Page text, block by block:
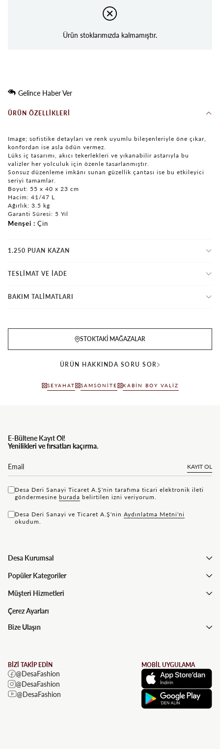
Ürün stoklarımızda kalmamıştır.
Gelince Haber Ver
ÜRÜN ÖZELLIKLERI
Image; sofistike detayları ve renk uyumlu bileşenleriyle öne çıkar,
konfordan ise asla ödün vermez.
Lüks iç tasarımı, akıcı tekerlekleri ve yıkanabilir astarıyla bu
valizler her yolculuk için özenle tasarlanmıştır.
Sonsuz düzenleme imkânı sunan güzellik çantası ise bu etkileyici
seriyi tamamlar.
Boyut: 55 x 40 x 23 cm
Hacim: 41/47 L
Ağırlık: 3.5 kg
Garanti Süresi: 5 Yıl
Menşei Çin
1.250 PUAN KAZAN
TESLİMAT VE İADE
BAKIM TALİMATLARI
STOKTAKI MAĞAZALAR
ÜRÜN HAKKINDA SORU SOR
SEYAHAT SAMSONITE KABIN BOY VALIZ
E-Bültene Kayıt Ol!
Yenilikleri ve fırsatları kaçırma.
KAYIT OL
Desa Deri Sanayi Ticaret A.Ş'nin tarafıma ticari elektronik ileti
göndermesine bu rada belirtilen izni veriyorum.
Desa Deri Sanayi ve Ticaret A.Ş'nin Aydınlatma Metni'ni
okudum.
Desa Kurumsal
Popüler Kategoriler
Müşteri Hizmetleri
Çerez Ayarları
Bize Ulaşın
BİZİ TAKİP EDİN
@DesaFashion
@DesaFashion
@DesaFashion
MOBİL UYGULAMA